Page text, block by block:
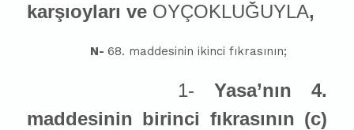
karşıoyları ve OYÇOKLUĞUYLA,
N-68. maddesinin ikinci fıkrasının;
1- Yasa’nın 4.
maddesinin birinci fıkrasının (c)